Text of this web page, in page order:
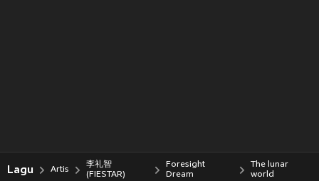
Lagu Artis
李礼智
(FIESTAR)
Foresight
Dream
The lunar
world